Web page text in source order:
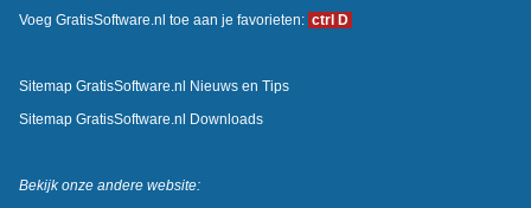
Voeg GratisSoftware.nl toe aan je favorieten: ctrl D
Sitemap GratisSoftware.nl Nieuws en Tips
Sitemap GratisSoftware.nl Downloads
Bekijk onze andere website: